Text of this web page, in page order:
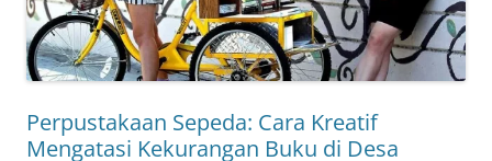
Perpustakaan Sepeda: Cara Kreatif
Mengatasi Kekurangan Buku di Desa